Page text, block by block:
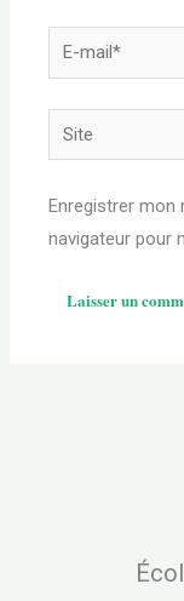
E-
mail*
Site
Enregistrer mon
navigateur pour